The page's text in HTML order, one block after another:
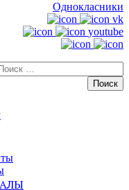
Однокласники
vk
youtube